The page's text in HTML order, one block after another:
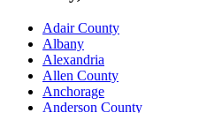
Adair County
Albany
Alexandria
Allen County
Anchorage
Anderson County